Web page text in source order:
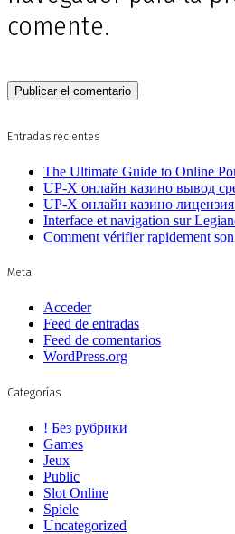
comente.
Entradas recientes
The Ultimate Guide to Online
UP-X онлайн казино вывод
UP-X онлайн казино
Interface et navigation sur
Comment vérifier rapidement
Meta
Acceder
Feed de entradas
Feed de comentarios
WordPress.org
Categorías
! Без рубрики
Games
Jeux
Public
Slot Online
Spiele
Uncategorized